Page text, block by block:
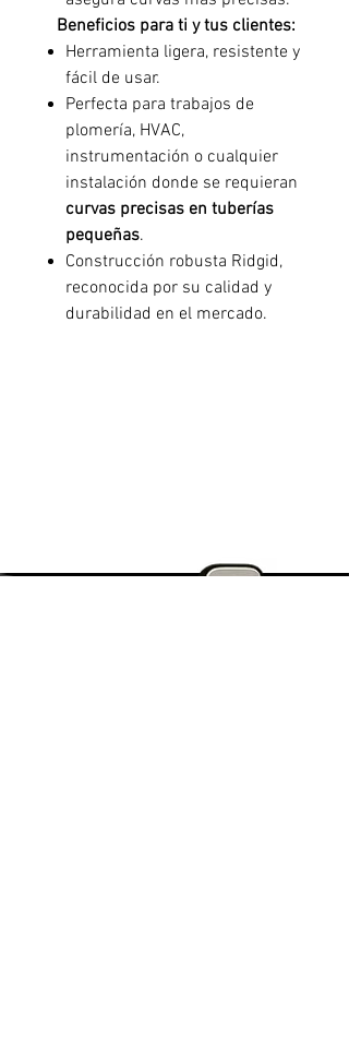
Beneficios para ti y tus clientes:
Herramienta ligera, resistente y
fácil de usar.
Perfecta para trabajos de
plomería, HVAC,
instrumentación o cualquier
instalación donde se requieran
curvas precisas en tuberías
pequeñas.
Construcción robusta Ridgid,
reconocida por su calidad y
durabilidad en el mercado.